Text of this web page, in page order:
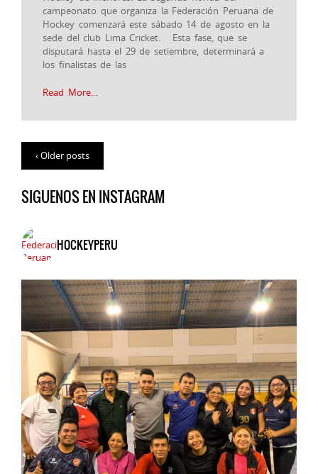
campeonato que organiza la Federación Peruana de
Hockey comenzará este sábado 14 de agosto en la
sede del club Lima Cricket. Esta fase, que se
disputará hasta el 29 de setiembre, determinará a
los finalistas de las
Read More…
‹ Older posts
SIGUENOS EN INSTAGRAM
HOCKEYPERU